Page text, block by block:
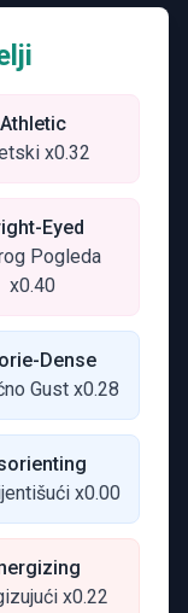
Athletic
x0.32
Eyed
Pogleda
x0.40
Dense
Gust x0.28
x0.00
x0.22